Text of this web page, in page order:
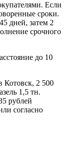
Если
сроки.
дней, затем 2
срочного
до 10
Котовск, 2 500
1,5 тн.
рублей
согласно